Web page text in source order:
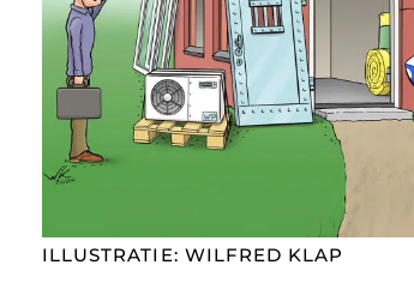
ILLUSTRATIE: WILFRED KLAP